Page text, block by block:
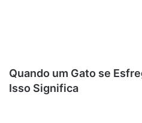
Quando um Gato se
Isso Significa